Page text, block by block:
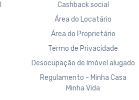
Cashback social
Área do Locatário
Área do Proprietário
Termo de Privacidade
Desocupação de Imóvel alugado
Regulamento - Minha Casa
Minha Vida